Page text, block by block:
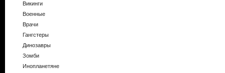
Викинги
Военные
Врачи
Гангстеры
Динозавры
Зомби
Инопланетяне